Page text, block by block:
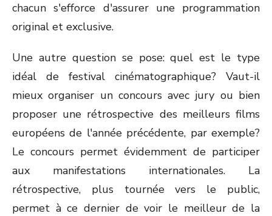
chacun s'efforce d'assurer une programmation
original et exclusive.
Une autre question se pose: quel est le type
idéal de festival cinématographique? Vaut-il
mieux organiser un concours avec jury ou bien
proposer une rétrospective des meilleurs films
européens de l'année précédente, par exemple?
Le concours permet évidemment de participer
aux manifestations internationales. La
rétrospective, plus tournée vers le public,
permet à ce dernier de voir le meilleur de la